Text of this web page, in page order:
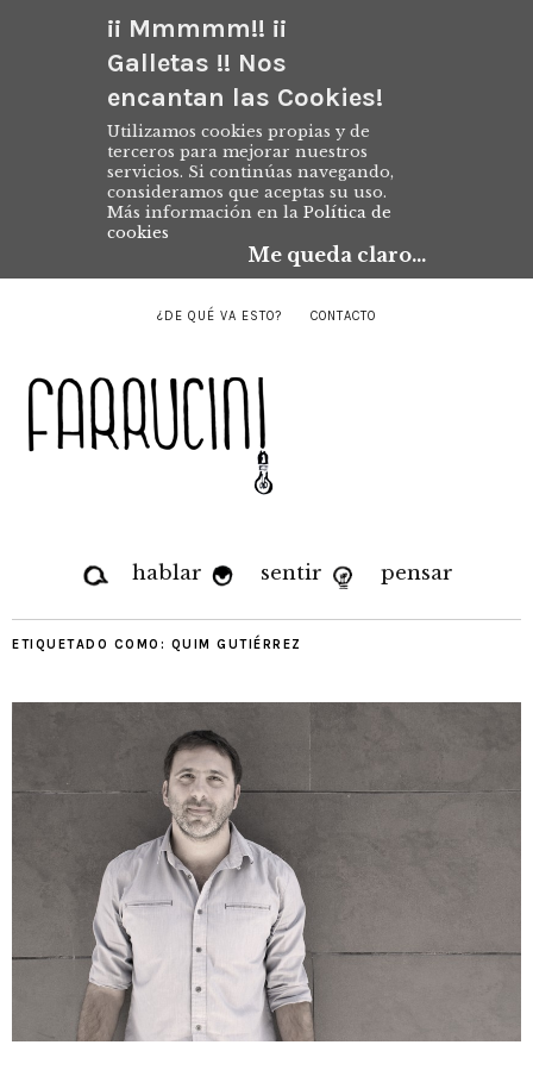
¡¡ Mmmmm!! ¡¡
Galletas !! Nos
encantan las Cookies!
Utilizamos cookies propias y de
terceros para mejorar nuestros
servicios. Si continúas navegando,
consideramos que aceptas su uso.
Más información en la Política de
cookies
Me queda claro...
¿DE QUÉ VA ESTO? CONTACTO
hablar sentir pensar
ETIQUETADO COMO: QUIM GUTIÉRREZ